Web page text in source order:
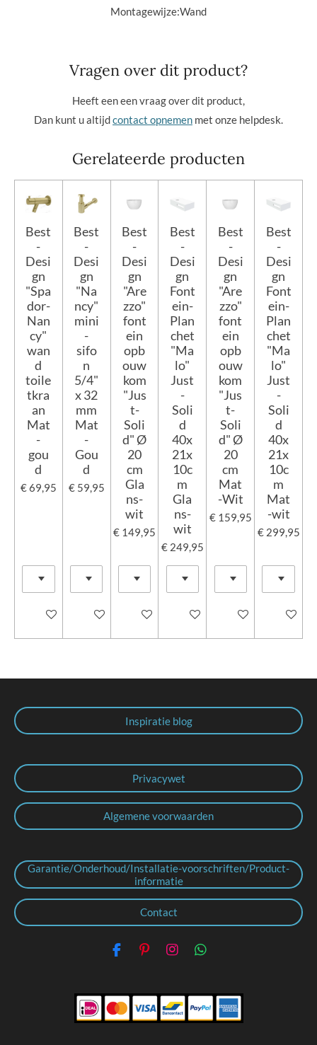
Montagewijze:Wand
Vragen over dit product?
Heeft een een vraag over dit product,
Dan kunt u altijdcontact opnemen met onze helpdesk.
Gerelateerde producten
Best
-
Desi
gn
"Spa
dor-
Nan
cy"
wan
d
toile
tkra
an
Mat
-
gou
d
€ 69,95
In winkelwagen
Best
-
Desi
gn
"Na
ncy"
mini
-
sifo
n
5/4"
x 32
mm
Mat
-
Gou
d
€ 59,95
In winkelwagen
Best
-
Desi
gn
"Are
zzo"
font
ein
opb
ouw
kom
"Jus
t-
Soli
d" Ø
20
cm
Gla
ns-
wit
€ 149,95
In winkelwagen
Best
-
Desi
gn
Font
ein-
Plan
chet
"Ma
lo"
Just
-
Soli
d
40x
21x
10c
m
Gla
ns-
wit
€ 249,95
In winkelwagen
Best
-
Desi
gn
"Are
zzo"
font
ein
opb
ouw
kom
"Jus
t-
Soli
d" Ø
20
cm
Mat
-Wit
€ 159,95
In winkelwagen
Best
-
Desi
gn
Font
ein-
Plan
chet
"Ma
lo"
Just
-
Soli
d
40x
21x
10c
m
Mat
-wit
€ 299,95
In
Inspiratie blog
Privacywet
Algemene voorwaarden
Garantie/Onderhoud/Installatie-voorschriften/Product-
informatie
Contact
F
e
b
o
P
t
e
r
I
t
a
g
W
t
s
A